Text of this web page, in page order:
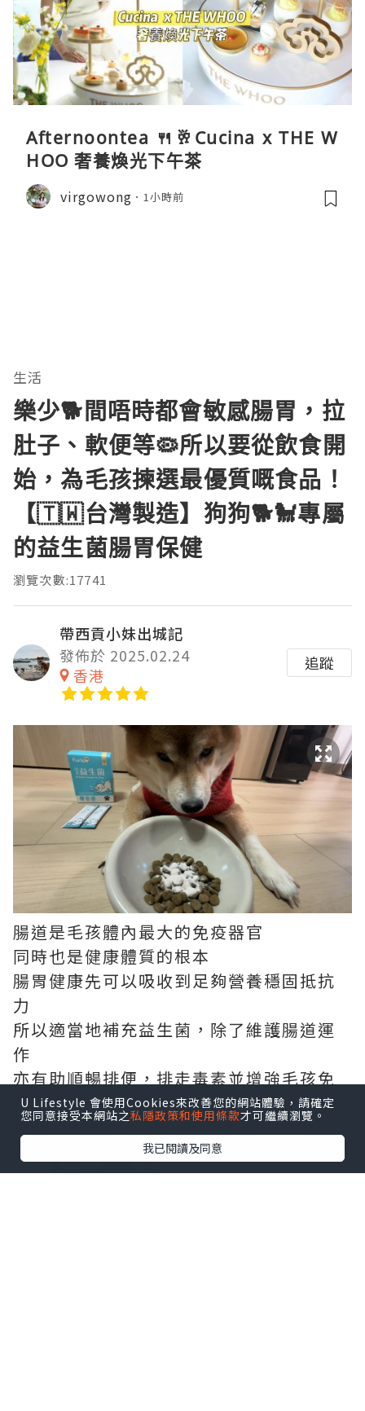
Afternoontea 🍴🥂Cucina x THE W
HOO 奢養煥光下午茶
virgowong 1小時前
生活
樂少🐕間唔時都會敏感腸胃，拉
肚子、軟便等🦠所以要從飲食開
始，為毛孩揀選最優質嘅食品！
【🇹🇼台灣製造】狗狗🐕🐩專屬
的益生菌腸胃保健
瀏覽次數:17741
帶西貢小妹出城記
發佈於 2025.02.24
香港
追蹤
腸道是毛孩體內最大的免疫器官
同時也是健康體質的根本
腸胃健康先可以吸收到足夠營養穩固抵抗
力
所以適當地補充益生菌，除了維護腸道運
作
亦有助順暢排便，排走毒素並增強毛孩免
疫力
U Lifestyle 會使用Cookies來改善您的網站體驗，請確定
您同意接受本網站之私隱政策和使用條款才可繼續瀏覽。
我已閱讀及同意